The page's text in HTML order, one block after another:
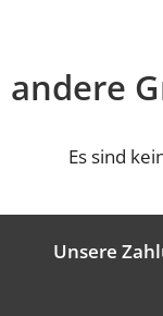
andere
Es sind
Unsere